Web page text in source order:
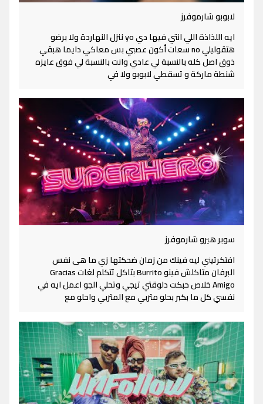
لابوبو شارموفرز
ايه اللذاذة اللي انتي فيها دي yo ننزل النهاردة ولا برضو
هتقوليلي no سعات أكون عصبي بس معاكي دايما هبقي
ذوق اصل كله بالنسبة لي عادي وانت بالنسبة لي فوق عايزه
شنطة ماركة و تسقطي لابوبو ولا في
سوبر هيرو شارموفرز
افتكرتيني ليه فينك من زمان ضحكتها زي ما هى نفس
البرفان متاكلش فينو Burrito بتاكل تتكلم لغات Gracias
Amigo خلاص حبكت دلوقتي تيجي وتحلي الجو اعمل ايه في
نفسي كل ما بكبر بحلو متربي مع المتربي واحلو مع